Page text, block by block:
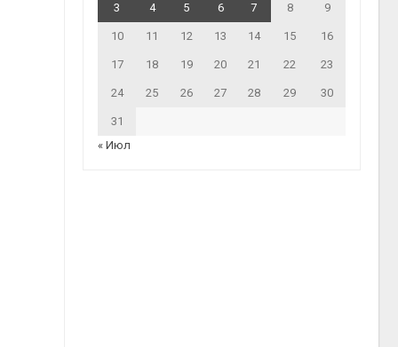
3 4 5 6 7 8 9
10 11 12 13 14 15 16
17 18 19 20 21 22 23
24 25 26 27 28 29 30
31
« Июл